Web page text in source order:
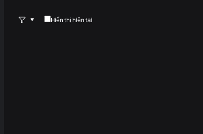
Hiển thị hiện tại